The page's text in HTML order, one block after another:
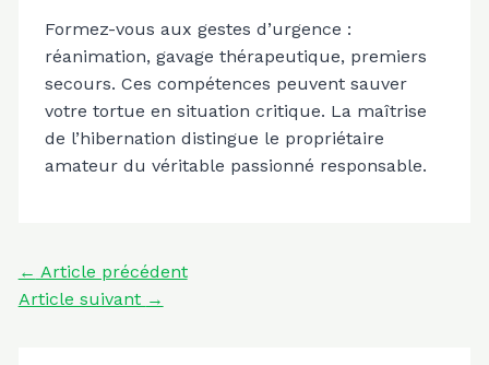
Formez-vous aux gestes d’urgence :
réanimation, gavage thérapeutique, premiers
secours. Ces compétences peuvent sauver
votre tortue en situation critique. La maîtrise
de l’hibernation distingue le propriétaire
amateur du véritable passionné responsable.
Navigation
des
← Article précédent
Article suivant →